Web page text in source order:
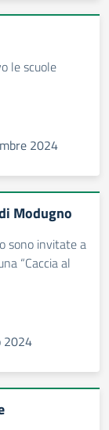
le scuole
2024
Modugno
sono invitate a
“Caccia al
2024